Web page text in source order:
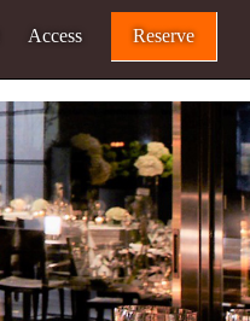
Access Reserve